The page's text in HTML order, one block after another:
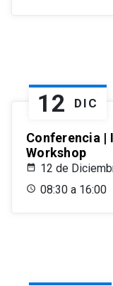
12 DIC
Conferencia |
Workshop
12 de
08:30 a 16:00